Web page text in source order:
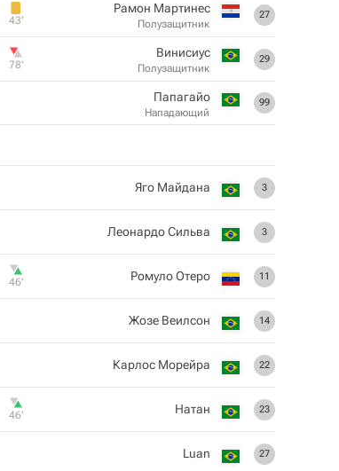
27
Рамон Мартинес
Полузащитник
43‎’‎
29
Винисиус
Полузащитник
78‎’‎
99
Папагайо
Нападающий
3
Яго Майдана
3
Леонардо Сильва
11
Ромуло Отеро
46‎’‎
14
Жозе Веилсон
22
Карлос Морейра
23
Натан
46‎’‎
27
Luan